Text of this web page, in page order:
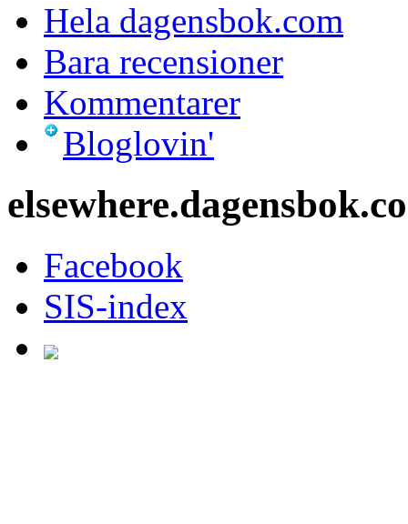
Hela dagensbok.com
Bara recensioner
Kommentarer
Bloglovin'
Facebook
SIS-index